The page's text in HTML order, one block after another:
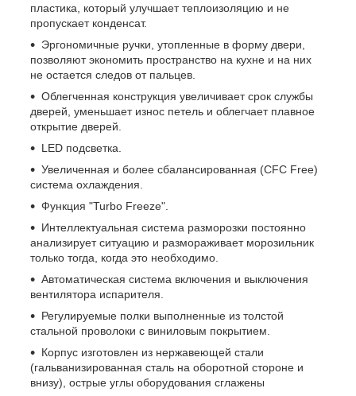
пластика, который улучшает теплоизоляцию и не
пропускает конденсат.
Эргономичные ручки, утопленные в форму двери,
позволяют экономить пространство на кухне и на них
не остается следов от пальцев.
Облегченная конструкция увеличивает срок службы
дверей, уменьшает износ петель и облегчает плавное
открытие дверей.
LED подсветка.
Увеличенная и более сбалансированная (CFC Free)
система охлаждения.
Функция "Turbo Freeze".
Интеллектуальная система разморозки постоянно
анализирует ситуацию и размораживает морозильник
только тогда, когда это необходимо.
Автоматическая система включения и выключения
вентилятора испарителя.
Регулируемые полки выполненные из толстой
стальной проволоки с виниловым покрытием.
Корпус изготовлен из нержавеющей стали
(гальванизированная сталь на оборотной стороне и
внизу), острые углы оборудования сглажены